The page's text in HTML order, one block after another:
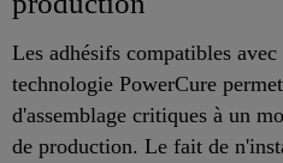
Les adhésifs compatibles
technologie PowerCure
d'assemblage critiques à un
de production. Le fait de